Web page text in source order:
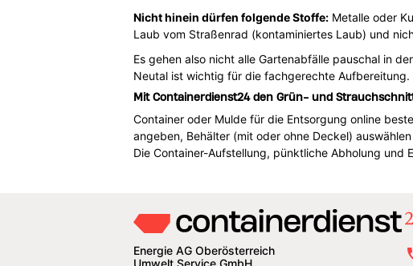
Nicht hinein dürfen folgende Stoffe:Metalle oder
Laub vom Straßenrad (kontaminiertes Laub) und
Es gehen also nicht alle Gartenabfälle pauschal in
Neutal ist wichtig für die fachgerechte Aufbereitung.
Mit Containerdienst24 den Grün- und
Container oder Mulde für die Entsorgung online
angeben, Behälter (mit oder ohne Deckel)
Die Container-Aufstellung, pünktliche Abholung
Energie AG Oberösterreich
Umwelt Service GmbH